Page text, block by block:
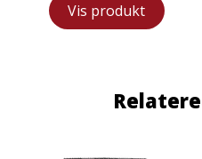
Vis produkt